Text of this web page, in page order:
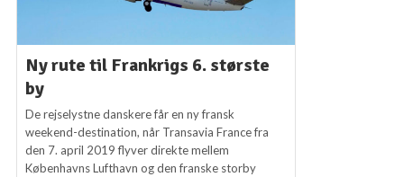
Ny rute til Frankrigs 6. største
by
De rejselystne danskere får en ny fransk
weekend-destination, når Transavia France fra
den 7. april 2019 flyver direkte mellem
Københavns Lufthavn og den franske storby